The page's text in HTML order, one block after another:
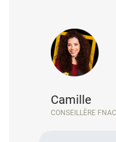
Camille
CONSEILLÈRE